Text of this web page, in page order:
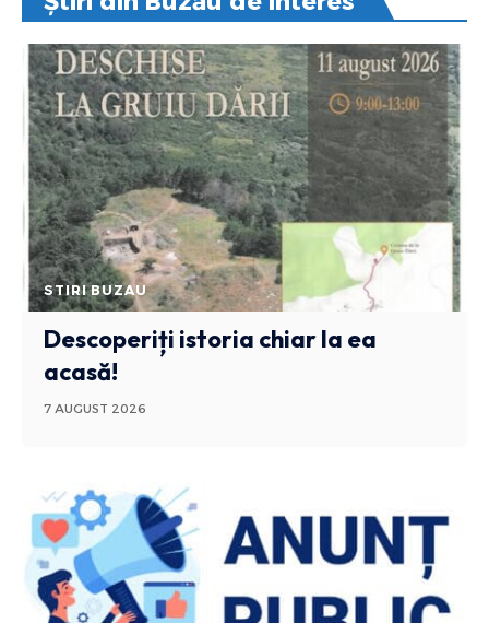
STIRI BUZAU
Descoperiți istoria chiar la ea
acasă!
7 AUGUST 2026